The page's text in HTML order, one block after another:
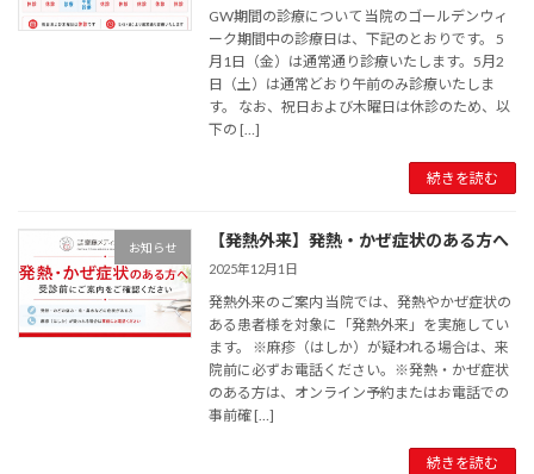
GW期間の診療について 当院のゴールデンウィ
ーク期間中の診療日は、下記のとおりです。 5
月1日（金）は通常通り診療いたします。5月2
日（土）は通常どおり午前のみ診療いたしま
す。 なお、祝日および木曜日は休診のため、以
下の […]
続きを読む
お知らせ 【発熱外来】発熱・かぜ症状のある方へ
2025年12月1日
発熱外来のご案内 当院では、発熱やかぜ症状の
ある患者様を対象に「発熱外来」を実施してい
ます。 ※麻疹（はしか）が疑われる場合は、来
院前に必ずお電話ください。※発熱・かぜ症状
のある方は、オンライン予約またはお電話での
事前確 […]
続きを読む